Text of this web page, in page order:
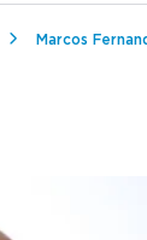
Marcos